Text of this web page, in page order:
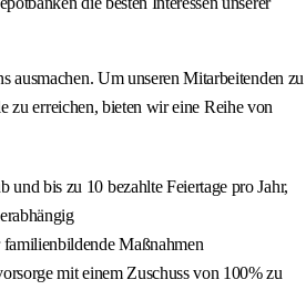
ausmachen. Um unseren Mitarbeitenden zu
zu erreichen, bieten wir eine Reihe von
und bis zu 10 bezahlte Feiertage pro Jahr,
Maßnahmen
mit einem Zuschuss von 100% zu